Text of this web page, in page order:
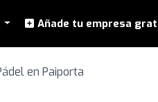
Añade tu empresa
en Paiporta